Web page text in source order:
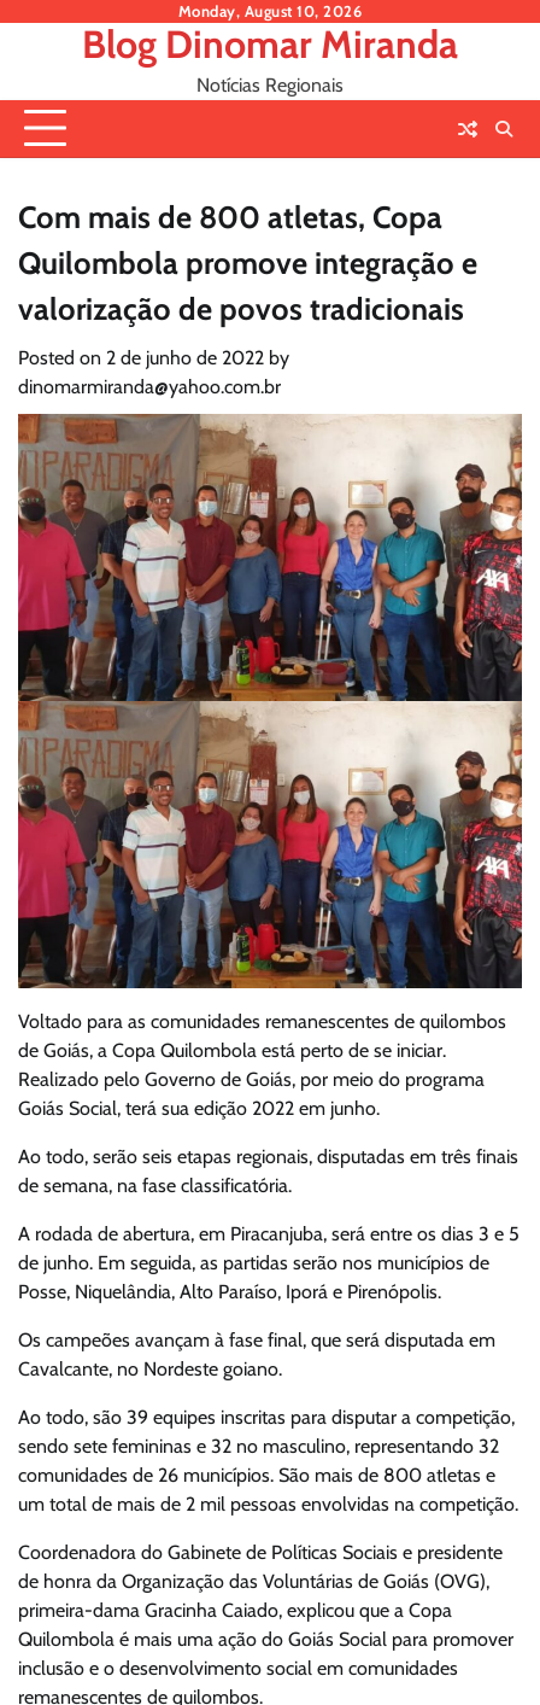
Monday, August 10, 2026
Blog Dinomar Miranda
Notícias Regionais
Com mais de 800 atletas, Copa
Quilombola promove integração e
valorização de povos tradicionais
Posted on 2 de junho de 2022 by
dinomarmiranda@yahoo.com.br
Voltado para as comunidades remanescentes de quilombos
de Goiás, a Copa Quilombola está perto de se iniciar.
Realizado pelo Governo de Goiás, por meio do programa
Goiás Social, terá sua edição 2022 em junho.
Ao todo, serão seis etapas regionais, disputadas em três finais
de semana, na fase classificatória.
A rodada de abertura, em Piracanjuba, será entre os dias 3 e 5
de junho. Em seguida, as partidas serão nos municípios de
Posse, Niquelândia, Alto Paraíso, Iporá e Pirenópolis.
Os campeões avançam à fase final, que será disputada em
Cavalcante, no Nordeste goiano.
Ao todo, são 39 equipes inscritas para disputar a competição,
sendo sete femininas e 32 no masculino, representando 32
comunidades de 26 municípios. São mais de 800 atletas e
um total de mais de 2 mil pessoas envolvidas na competição.
Coordenadora do Gabinete de Políticas Sociais e presidente
de honra da Organização das Voluntárias de Goiás (OVG),
primeira-dama Gracinha Caiado, explicou que a Copa
Quilombola é mais uma ação do Goiás Social para promover
inclusão e o desenvolvimento social em comunidades
remanescentes de quilombos.